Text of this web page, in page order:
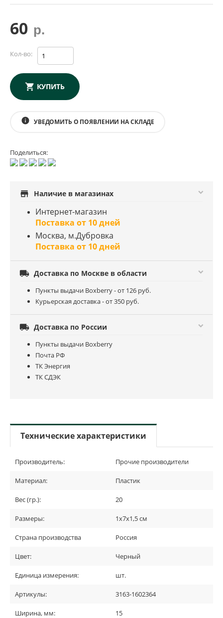
60 р.
Кол-во:
КУПИТЬ
info УВЕДОМИТЬ О ПОЯВЛЕНИИ НА СКЛАДЕ
Поделиться:
store Наличие в магазинах
Интернет-магазин
Поставка от 10 дней
Москва, м.Дубровка
Поставка от 10 дней
 Доставка по Москве в области
Пункты выдачи Boxberry - от 126 руб.
Курьерская доставка - от 350 руб.
 Доставка по России
Пункты выдачи Boxberry
Почта РФ
ТК Энергия
ТК СДЭК
Технические характеристики
Производитель: Прочие производители
Материал: Пластик
Вес (гр.): 20
Размеры: 1х7х1,5 см
Страна производства Россия
Цвет: Черный
Единица измерения: шт.
Артикулы: 3163-1602364
Ширина, мм: 15